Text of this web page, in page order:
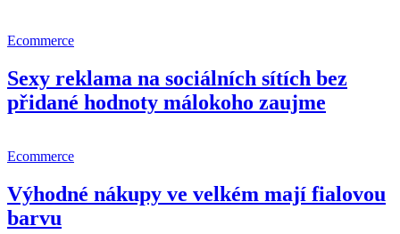
Ecommerce
Sexy reklama na sociálních sítích bez
přidané hodnoty málokoho zaujme
Ecommerce
Výhodné nákupy ve velkém mají fialovou
barvu